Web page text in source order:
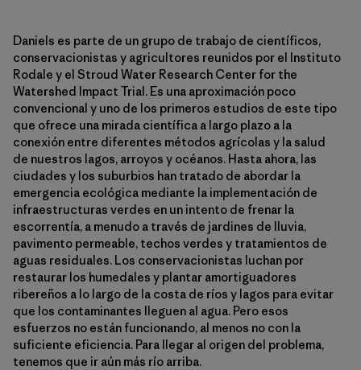
Daniels es parte de un grupo de trabajo de científicos,
conservacionistas y agricultores reunidos por el Instituto
Rodale y el Stroud Water Research Center for the
Watershed Impact Trial. Es una aproximación poco
convencional y uno de los primeros estudios de este tipo
que ofrece una mirada científica a largo plazo a la
conexión entre diferentes métodos agrícolas y la salud
de nuestros lagos, arroyos y océanos. Hasta ahora, las
ciudades y los suburbios han tratado de abordar la
emergencia ecológica mediante la implementación de
infraestructuras verdes en un intento de frenar la
escorrentía, a menudo a través de jardines de lluvia,
pavimento permeable, techos verdes y tratamientos de
aguas residuales. Los conservacionistas luchan por
restaurar los humedales y plantar amortiguadores
ribereños a lo largo de la costa de ríos y lagos para evitar
que los contaminantes lleguen al agua. Pero esos
esfuerzos no están funcionando, al menos no con la
suficiente eficiencia. Para llegar al origen del problema,
tenemos que ir aún más río arriba.